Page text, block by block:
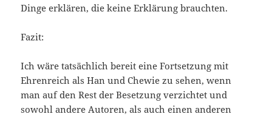
Dinge erklären, die keine Erklärung brauchten.
Fazit:
Ich wäre tatsächlich bereit eine Fortsetzung mit
Ehrenreich als Han und Chewie zu sehen, wenn
man auf den Rest der Besetzung verzichtet und
sowohl andere Autoren, als auch einen anderen